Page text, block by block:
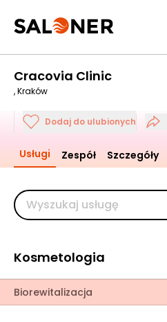
Cracovia Clinic
, Kraków
Dodaj do ulubionych
Usługi Zespół Szczegóły
Kosmetologia
Biorewitalizacja